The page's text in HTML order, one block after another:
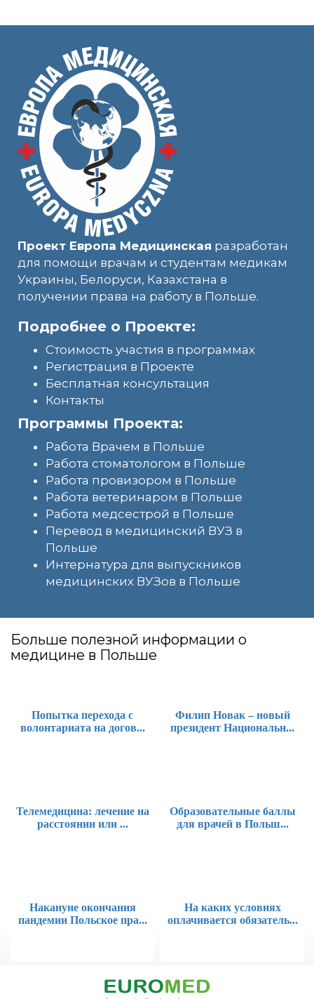
Проект Европа Медицинская разработан
для помощи врачам и студентам медикам
Украины, Белоруси, Казахстана в
получении права на работу в Польше.
Подробнее о Проекте:
Стоимость участия в программах
Регистрация в Проекте
Бесплатная консультация
Контакты
Программы Проекта:
Работа Врачем в Польше
Работа стоматологом в Польше
Работа провизором в Польше
Работа ветеринаром в Польше
Работа медсестрой в Польше
Перевод в медицинский ВУЗ в
Польше
Интернатура для выпускников
медицинских ВУЗов в Польше
Больше полезной информации о
медицине в Польше
Попытка перехода с
волонтариата на догов...
Филип Новак – новый
президент Национальн...
Телемедицина: лечение на
расстоянии или ...
Образовательные баллы
для врачей в Польш...
Накануне окончания
пандемии Польское пра...
На каких условиях
оплачивается обязатель...